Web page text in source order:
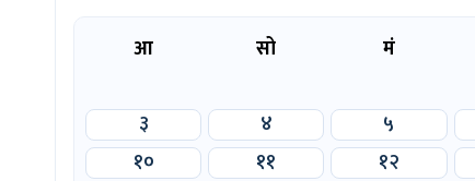
आ सो मं
३
४ ५
१०
११ १२